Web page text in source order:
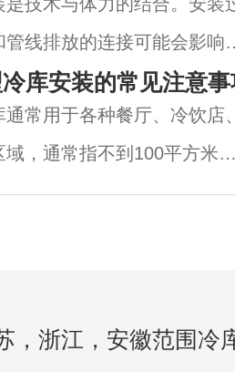
装，以减少吸收太阳辐射能
管线排放的连接可能会影响
那么， 冷库安装时需要注意
，电线排放使用波纹软管或
所有电线均未与电缆捆绑在
库安装的常见注意
通常用于各种餐厅、冷饮店
域，通常指不到100平方米
淳安小型冷库安装呢？小编
，浙江，安徽范围冷